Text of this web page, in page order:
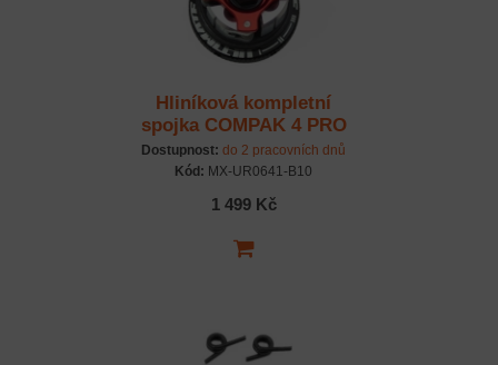
Hliníková kompletní
spojka COMPAK 4 PRO
B10
Dostupnost: do 2 pracovních dnů
Kód: MX-UR0641-B10
1 499 Kč